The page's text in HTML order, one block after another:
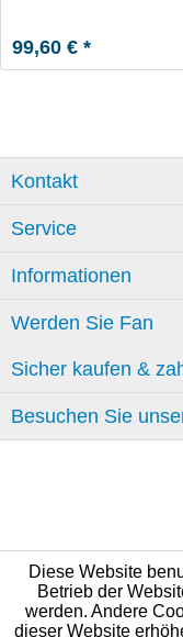
99,60 € *
Kontakt
Service
Informationen
Werden Sie Fan
Sicher kaufen &
Besuchen Sie
Diese Website
Betrieb der
werden. Andere
dieser Website